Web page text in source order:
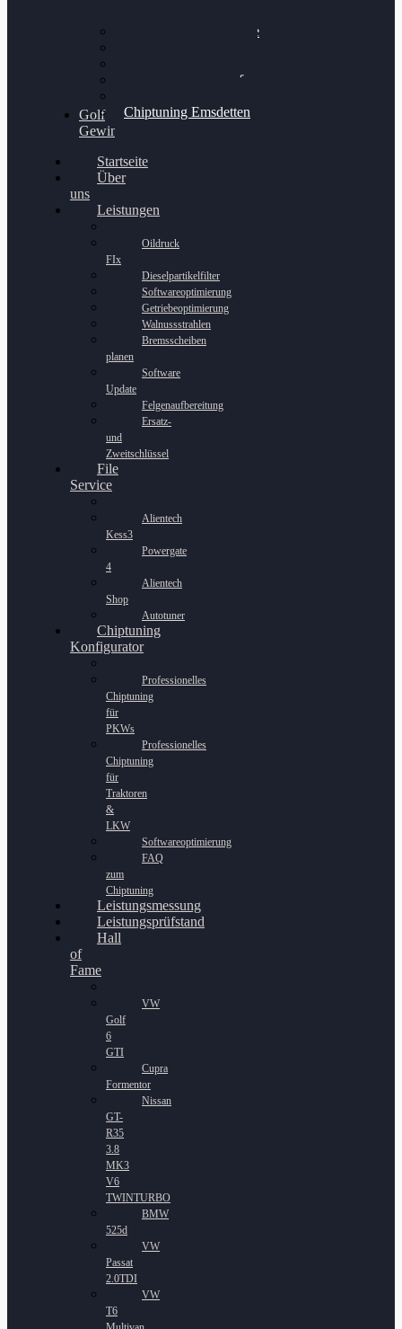
Bilgenroth Performance
Chiptuning Schüttorf
Chiptuning Emsdetten
Golf
Gewinnspiel
Startseite
Über
uns
Leistungen
Oildruck
FIx
Dieselpartikelfilter
Softwareoptimierung
Getriebeoptimierung
Walnussstrahlen
Bremsscheiben
planen
Software
Update
Felgenaufbereitung
Ersatz-
und
Zweitschlüssel
File
Service
Alientech
Kess3
Powergate
4
Alientech
Shop
Autotuner
Chiptuning
Konfigurator
Professionelles
Chiptuning
für
PKWs
Professionelles
Chiptuning
für
Traktoren
&
LKW
Softwareoptimierung
FAQ
zum
Chiptuning
Leistungsmessung
Leistungsprüfstand
Hall
of
Fame
VW
Golf
6
GTI
Cupra
Formentor
Nissan
GT-
R35
3.8
MK3
V6
TWINTURBO
BMW
525d
VW
Passat
2.0TDI
VW
T6